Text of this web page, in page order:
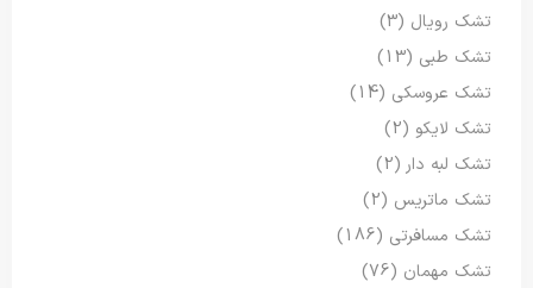
تشک رویال (3)
تشک طبی (13)
تشک عروسکی (14)
تشک لایکو (2)
تشک لبه دار (2)
تشک ماتریس (2)
تشک مسافرتی (186)
تشک مهمان (76)